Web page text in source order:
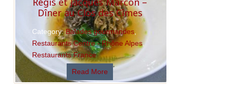
Dîner au Clos des Cîmes
Category:Balades gourmandes,
Restaurants Centre - Rhône Alpes,
Restaurants France
Read More